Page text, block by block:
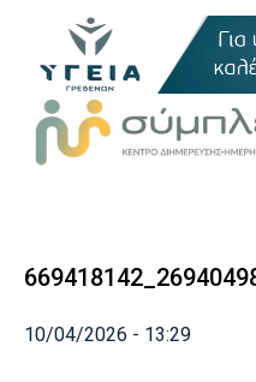
10/04/2026 - 13:29